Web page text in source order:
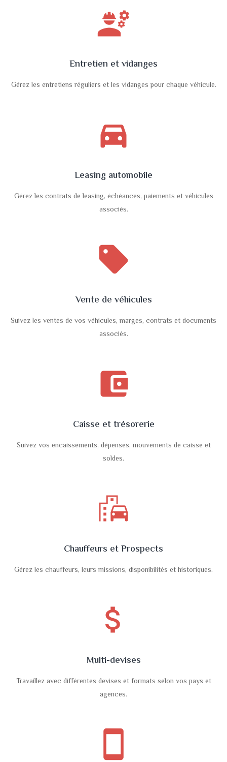
engineering
Entretien et vidanges
Gérez les entretiens réguliers et les vidanges pour chaque véhicule.
directions_car_filled
Leasing automobile
Gérez les contrats de leasing, échéances, paiements et véhicules
associés.
sell
Vente de véhicules
Suivez les ventes de vos véhicules, marges, contrats et documents
associés.
account_balance_wallet
Caisse et trésorerie
Suivez vos encaissements, dépenses, mouvements de caisse et
soldes.
emoji_transportation
Chauffeurs et Prospects
Gérez les chauffeurs, leurs missions, disponibilités et historiques.
attach_money
Multi-devises
Travaillez avec différentes devises et formats selon vos pays et
agences.
smartphone